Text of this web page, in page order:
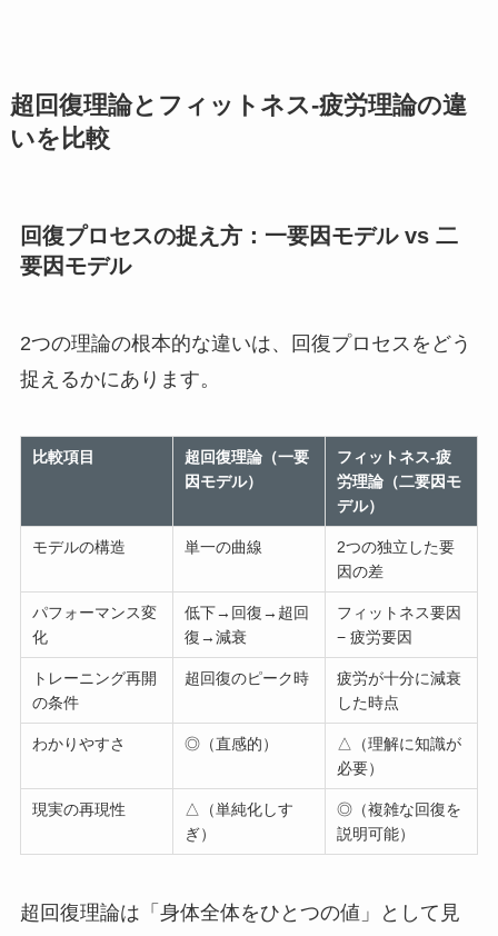
超回復理論とフィットネス-疲労理論の違
いを比較
回復プロセスの捉え方：一要因モデル vs 二
要因モデル
2つの理論の根本的な違いは、回復プロセスをどう
捉えるかにあります。
比較項目
超回復理論（一要
因モデル）
フィットネス-疲
労理論（二要因モ
デル）
モデルの構造 単一の曲線
2つの独立した要
因の差
パフォーマンス変
化
低下→回復→超回
復→減衰
フィットネス要因
− 疲労要因
トレーニング再開
の条件
超回復のピーク時
疲労が十分に減衰
した時点
わかりやすさ ◎（直感的）
△（理解に知識が
必要）
現実の再現性
△（単純化しす
ぎ）
◎（複雑な回復を
説明可能）
超回復理論は「身体全体をひとつの値」として見